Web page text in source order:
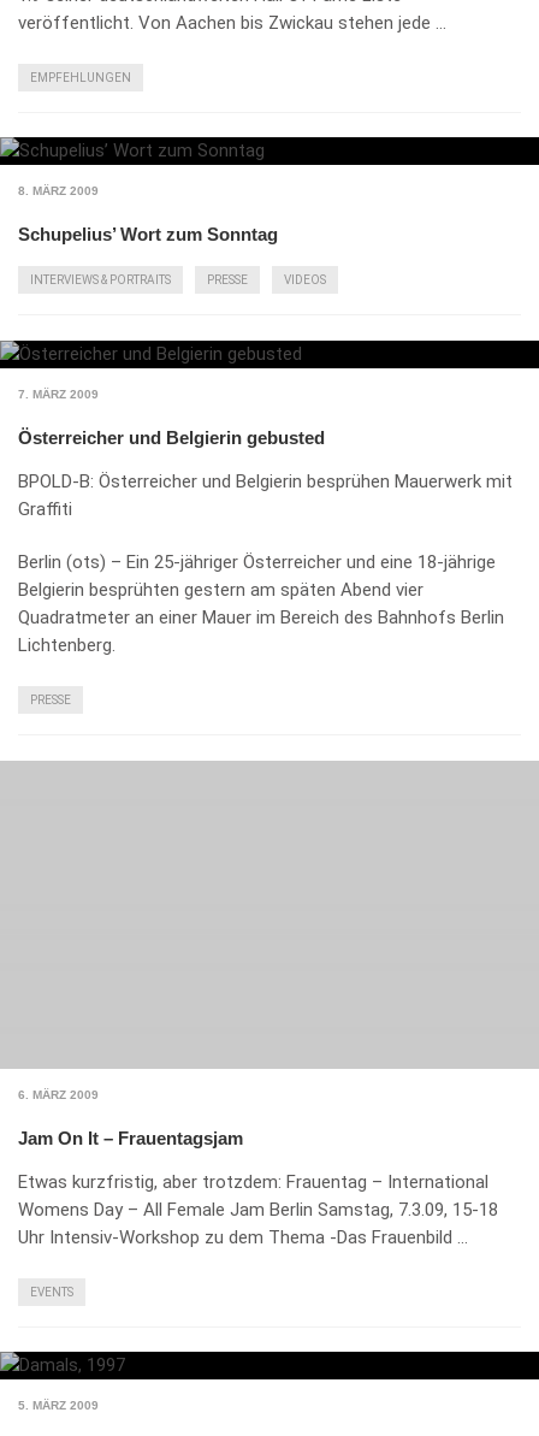
veröffentlicht. Von Aachen bis Zwickau stehen jede …
EMPFEHLUNGEN
8. MÄRZ 2009
Schupelius’ Wort zum Sonntag
INTERVIEWS & PORTRAITS PRESSE VIDEOS
7. MÄRZ 2009
Österreicher und Belgierin gebusted
BPOLD-B: Österreicher und Belgierin besprühen Mauerwerk mit
Graffiti
Berlin (ots) – Ein 25-jähriger Österreicher und eine 18-jährige
Belgierin besprühten gestern am späten Abend vier
Quadratmeter an einer Mauer im Bereich des Bahnhofs Berlin
Lichtenberg.
PRESSE
6. MÄRZ 2009
Jam On It – Frauentagsjam
Etwas kurzfristig, aber trotzdem: Frauentag – International
Womens Day – All Female Jam Berlin Samstag, 7.3.09, 15-18
Uhr Intensiv-Workshop zu dem Thema -Das Frauenbild …
EVENTS
5. MÄRZ 2009